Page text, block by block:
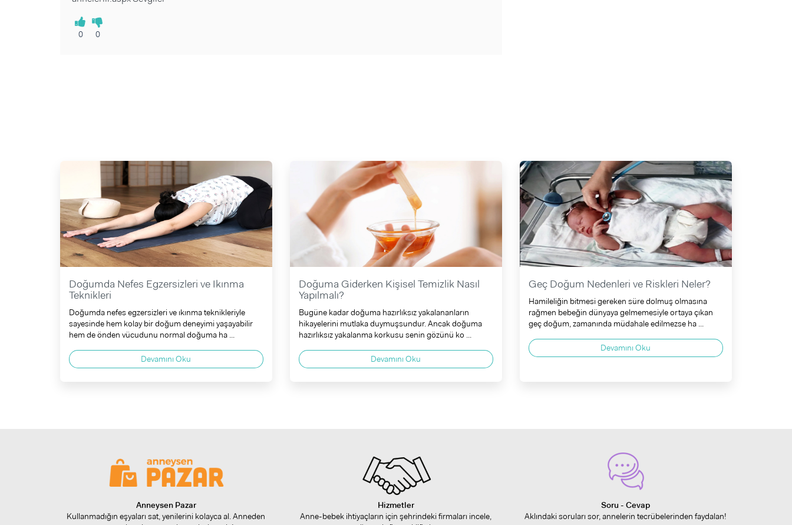
0 0
Doğumda Nefes Egzersizleri ve Ikınma
Teknikleri
Doğumda nefes egzersizleri ve ıkınma teknikleriyle
sayesinde hem kolay bir doğum deneyimi yaşayabilir
hem de önden vücudunu normal doğuma ha ...
Devamını Oku
Doğuma Giderken Kişisel Temizlik Nasıl
Yapılmalı?
Bugüne kadar doğuma hazırlıksız yakalananların
hikayelerini mutlaka duymuşsundur. Ancak doğuma
hazırlıksız yakalanma korkusu senin gözünü ko ...
Devamını Oku
Geç Doğum Nedenleri ve Riskleri Neler?
Hamileliğin bitmesi gereken süre dolmuş olmasına
rağmen bebeğin dünyaya gelmemesiyle ortaya çıkan
geç doğum, zamanında müdahale edilmezse ha ...
Devamını Oku
Anneysen Pazar
Kullanmadığın eşyaları sat, yenilerini kolayca al. Anneden
Hizmetler
Anne-bebek ihtiyaçların için şehrindeki firmaları incele,
Soru - Cevap
Aklındaki soruları sor, annelerin tecrübelerinden faydalan!